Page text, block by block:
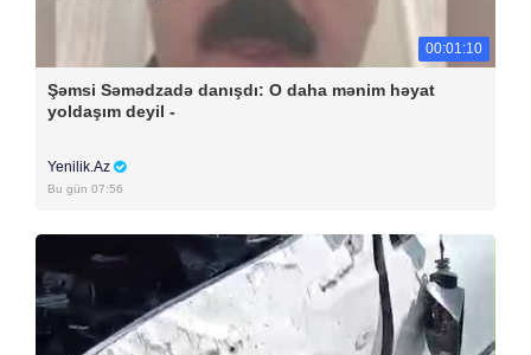
00:01:10
Şəmsi Səmədzadə danışdı: O daha mənim həyat
yoldaşım deyil -
Yenilik.Az
Bu gün 07:56